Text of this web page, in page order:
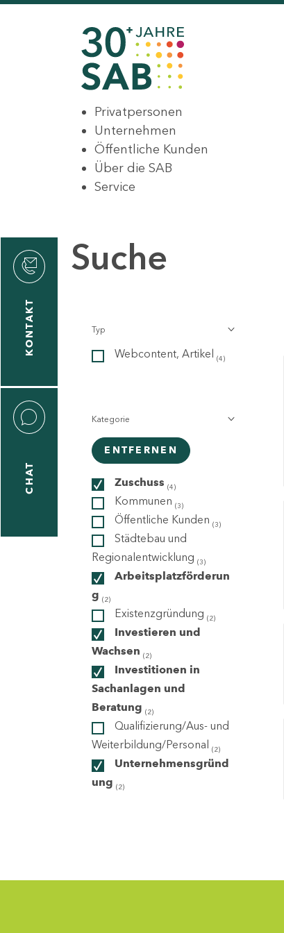
Privatpersonen
Unternehmen
Öffentliche Kunden
Über die SAB
Service
KONTAKT
CHAT
Suche
Typ
Webcontent, Artikel (4)
Kategorie
ENTFERNEN
Zuschuss (4)
Kommunen (3)
Öffentliche Kunden (3)
Städtebau und
Regionalentwicklung (3)
Arbeitsplatzförderun
g (2)
Existenzgründung (2)
Investieren und
Wachsen (2)
Investitionen in
Sachanlagen und
Beratung (2)
Qualifizierung/Aus- und
Weiterbildung/Personal (2)
Unternehmensgründ
ung (2)